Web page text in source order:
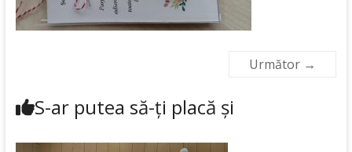
Următor →
S-ar putea să-ți placă și